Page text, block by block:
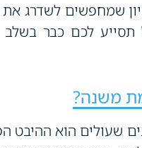
שמחפשים לשדרג את
תסייע לכם כבר
משנה?
הוא ההיבט